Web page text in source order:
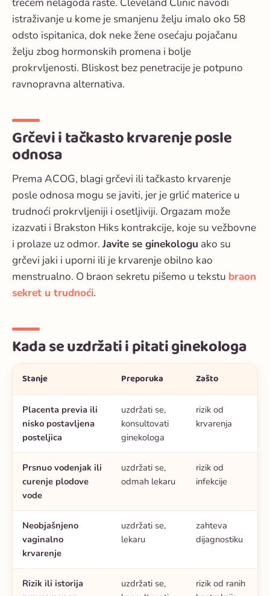
trećem nelagoda raste. Cleveland Clinic navodi
istraživanje u kome je smanjenu želju imalo oko 58
odsto ispitanica, dok neke žene osećaju pojačanu
želju zbog hormonskih promena i bolje
prokrvljenosti. Bliskost bez penetracije je potpuno
ravnopravna alternativa.
Grčevi i tačkasto krvarenje posle
odnosa
Prema ACOG, blagi grčevi ili tačkasto krvarenje
posle odnosa mogu se javiti, jer je grlić materice u
trudnoći prokrvljeniji i osetljiviji. Orgazam može
izazvati i Brakston Hiks kontrakcije, koje su vežbovne
i prolaze uz odmor.Javite se ginekologu ako su
grčevi jaki i uporni ili je krvarenje obilno kao
menstrualno. O braon sekretu pišemo u tekstu braon
sekret u trudnoći.
Kada se uzdržati i pitati ginekologa
Stanje Preporuka Zašto
Placenta previa ili
nisko postavljena
posteljica
uzdržati se,
konsultovati
ginekologa
rizik od
krvarenja
Prsnuo vodenjak ili
curenje plodove
vode
uzdržati se,
odmah lekaru
rizik od
infekcije
Neobjašnjeno
vaginalno
krvarenje
uzdržati se,
lekaru
zahteva
dijagnostiku
Rizik ili istorija
uzdržati se,
rizik od ranih